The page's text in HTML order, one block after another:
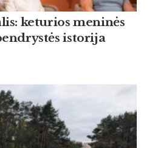
keturios meninės
istorija